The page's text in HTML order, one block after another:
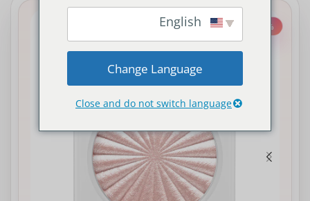
-43%
Change Language
Close and do not switch language